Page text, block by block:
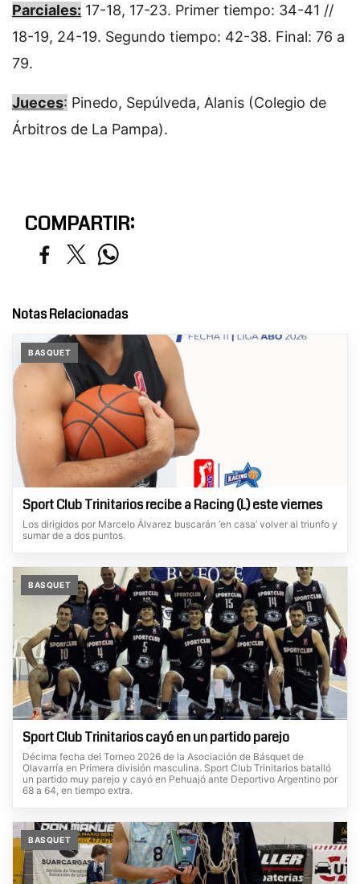
Parciales: 17-18, 17-23. Primer tiempo: 34-41 //
18-19, 24-19. Segundo tiempo: 42-38. Final: 76 a
79.
Jueces: Pinedo, Sepúlveda, Alanis (Colegio de
Árbitros de La Pampa).
COMPARTIR:
Notas Relacionadas
BASQUET
Sport Club Trinitarios recibe a Racing (L) este viernes
Los dirigidos por Marcelo Álvarez buscarán ‘en casa’ volver al triunfo y
sumar de a dos puntos.
BASQUET
Sport Club Trinitarios cayó en un partido parejo
Décima fecha del Torneo 2026 de la Asociación de Básquet de
Olavarría en Primera división masculina. Sport Club Trinitarios batalló
un partido muy parejo y cayó en Pehuajó ante Deportivo Argentino por
68 a 64, en tiempo extra.
BASQUET